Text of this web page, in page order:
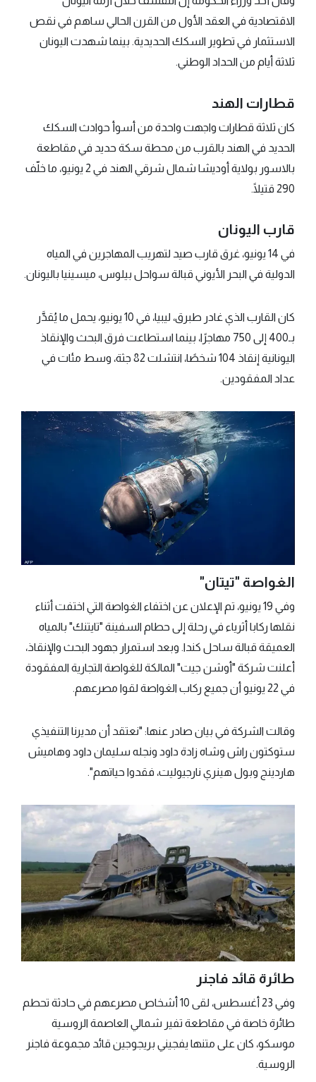
الاقتصادية في العقد الأول من القرن الحالي ساهم في نقص
الاستثمار في تطوير السكك الحديدية. بينما شهدت اليونان
ثلاثة أيام من الحداد الوطني.
قطارات الهند
كان ثلاثة قطارات واجهت واحدة من أسوأ حوادث السكك
الحديد في الهند بالقرب من محطة سكة حديد في مقاطعة
بالاسور بولاية أوديشا شمال شرقي الهند في 2 يونيو، ما خلّف
290 قتيلًا.
قارب اليونان
في 14 يونيو، غرق قارب صيد لتهريب المهاجرين في المياه
الدولية في البحر الأيوني قبالة سواحل بيلوس، ميسينيا باليونان.
كان القارب الذي غادر طبرق، ليبيا، في 10 يونيو، يحمل ما يُقدَّر
بـ400 إلى 750 مهاجرًا، بينما استطاعت فرق البحث والإنقاذ
اليونانية إنقاذ 104 شخصًا، انتشلت 82 جثة، وسط مئات في
عداد المفقودين.
الغواصة "تيتان"
وفي 19 يونيو، تم الإعلان عن اختفاء الغواصة التي اختفت أثناء
نقلها ركابا أثرياء في رحلة إلى حطام السفينة "تايتنك" بالمياه
العميقة قبالة ساحل كندا. وبعد استمرار جهود البحث والإنقاذ،
أعلنت شركة "أوشن جيت" المالكة للغواصة التجارية المفقودة
في 22 يونيو أن جميع ركاب الغواصة لقوا مصرعهم.
وقالت الشركة في بيان صادر عنها: "نعتقد أن مديرنا التنفيذي
ستوكتون راش وشاه زادة داود ونجله سليمان داود وهاميش
هاردينج وبول هينري نارجيوليت، فقدوا حياتهم".
طائرة قائد فاجنر
وفي 23 أغسطس، لقى 10 أشخاص مصرعهم في حادثة تحطم
طائرة خاصة في مقاطعة تفير شمالي العاصمة الروسية
موسكو، كان على متنها يفجيني بريجوجين قائد مجموعة فاجنر
الروسية.